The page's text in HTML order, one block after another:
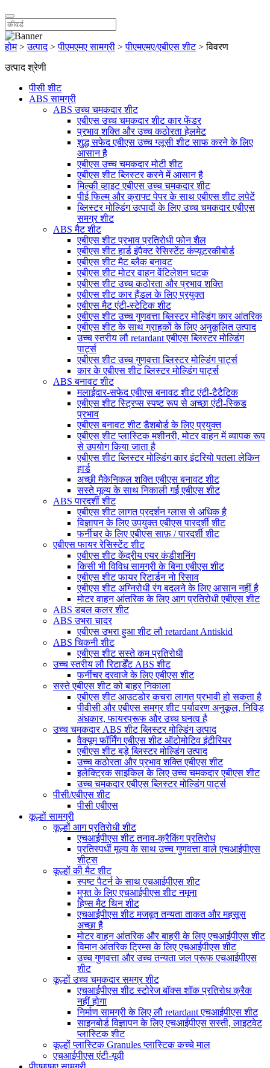
होम>उत्पाद>पीएमएमए सामग्री >पीएमएमए/एबीएस शीट>विवरण
उत्पाद श्रेणी
पीसी शीट
ABS सामग्री
ABS उच्च चमकदार शीट
एबीएस उच्च चमकदार शीट कार फेंडर
प्रभाव शक्ति और उच्च कठोरता हेलमेट
शुद्ध सफेद एबीएस उच्च ग्लूसी शीट साफ करने के लिए
आसान है
एबीएस उच्च चमकदार मोटी शीट
एबीएस शीट ब्लिस्टर करने में आसान है
मिल्की व्हाइट एबीएस उच्च चमकदार शीट
पीई फिल्म और क्राफ्ट पेपर के साथ एबीएस शीट लपेटें
ब्लिस्टर मोल्डिंग उत्पादों के लिए उच्च चमकदार एबीएस
समग्र शीट
ABS मैट शीट
एबीएस शीट प्रभाव प्रतिरोधी फोन शैल
एबीएस शीट हार्ड इंपैक्ट रेसिस्टेंट कंप्यूटरकीबोर्ड
एबीएस शीट मैट ब्लैक बनावट
एबीएस शीट मोटर वाहन वेंटिलेशन घटक
एबीएस शीट उच्च कठोरता और प्रभाव शक्ति
एबीएस शीट कार हैंडल के लिए प्रयुक्त
एबीएस मैट एंटी-स्टेटिक शीट
एबीएस शीट उच्च गुणवत्ता ब्लिस्टर मोल्डिंग कार आंतरिक
एबीएस शीट के साथ ग्राहकों के लिए अनुकूलित उत्पाद
उच्च स्तरीय लौ retardant एबीएस ब्लिस्टर मोल्डिंग
पार्ट्स
एबीएस शीट उच्च गुणवत्ता ब्लिस्टर मोल्डिंग पार्ट्स
कार के एबीएस शीट ब्लिस्टर मोल्डिंग पार्ट्स
ABS बनावट शीट
मलाईदार-सफेद एबीएस बनावट शीट एंटी-टैटैटिक
एबीएस शीट स्ट्रिप्स स्पष्ट रूप से अच्छा एंटी-स्किड
प्रभाव
एबीएस बनावट शीट डैशबोर्ड के लिए प्रयुक्त
एबीएस शीट प्लास्टिक मशीनरी, मोटर वाहन में व्यापक रूप
से उपयोग किया जाता है
एबीएस शीट ब्लिस्टर मोल्डिंग कार इंटरियो पतला लेकिन
हार्ड
अच्छी मैकेनिकल शक्ति एबीएस बनावट शीट
सस्ते मूल्य के साथ निकाली गई एबीएस शीट
ABS पारदर्शी शीट
एबीएस शीट लागत प्रदर्शन ग्लास से अधिक है
विज्ञापन के लिए उपयुक्त एबीएस पारदर्शी शीट
फर्नीचर के लिए एबीएस साफ़ / पारदर्शी शीट
एबीएस फायर रेसिस्टेंट शीट
एबीएस शीट केंद्रीय एयर कंडीशनिंग
किसी भी विविध सामग्री के बिना एबीएस शीट
एबीएस शीट फायर रिटार्डन नो रिसाव
एबीएस शीट अग्निरोधी रंग बदलने के लिए आसान नहीं है
मोटर वाहन आंतरिक के लिए आग प्रतिरोधी एबीएस शीट
ABS डबल कलर शीट
ABS उभरा चादर
एबीएस उभरा हुआ शीट लौ retardant Antiskid
ABS चिकनी शीट
एबीएस शीट सस्ते कम प्रतिरोधी
उच्च स्तरीय लौ रिटार्डेंट ABS शीट
फर्नीचर दरवाजे के लिए एबीएस शीट
सस्ते एबीएस शीट को बाहर निकाला
एबीएस शीट आउटडोर कचरा लागत प्रभावी हो सकता है
पीवीसी और एबीएस समग्र शीट पर्यावरण अनुकूल, निविड़
अंधकार, फायरप्रूफ और उच्च घनत्व है
उच्च चमकदार ABS शीट ब्लिस्टर मोल्डिंग उत्पाद
वैक्यूम फॉर्मिंग एबीएस शीट ऑटोमोटिव इंटीरियर
एबीएस शीट बड़े ब्लिस्टर मोल्डिंग उत्पाद
उच्च कठोरता और प्रभाव शक्ति एबीएस शीट
इलेक्ट्रिक साइकिल के लिए उच्च चमकदार एबीएस शीट
उच्च चमकदार एबीएस ब्लिस्टर मोल्डिंग पार्ट्स
पीसी/एबीएस शीट
पीसी एबीएस
कूल्हों सामग्री
कूल्हों आग प्रतिरोधी शीट
एचआईपीएस शीट तनाव-क्रैकिंग प्रतिरोध
प्रतिस्पर्धी मूल्य के साथ उच्च गुणवत्ता वाले एचआईपीएस
शीट्स
कूल्हों की मैट शीट
स्पष्ट पैटर्न के साथ एचआईपीएस शीट
मुफ्त के लिए एचआईपीएस शीट नमूना
हिप्स मैट थिन शीट
एचआईपीएस शीट मजबूत तन्यता ताकत और महसूस
अच्छा है
मोटर वाहन आंतरिक और बाहरी के लिए एचआईपीएस शीट
विमान आंतरिक ट्रिम्स के लिए एचआईपीएस शीट
उच्च गुणवत्ता और उच्च तन्यता जल प्रूफ एचआईपीएस
शीट
कूल्हों उच्च चमकदार समग्र शीट
एचआईपीएस शीट स्टोरेज बॉक्स शॉक प्रतिरोध क्रैक
नहीं होगा
निर्माण सामग्री के लिए लौ retardant एचआईपीएस शीट
साइनबोर्ड विज्ञापन के लिए एचआईपीएस सस्ती, लाइटवेट
प्लास्टिक शीट
कूल्हों प्लास्टिक Granules प्लास्टिक कच्चे माल
एचआईपीएस एंटी-यूवी